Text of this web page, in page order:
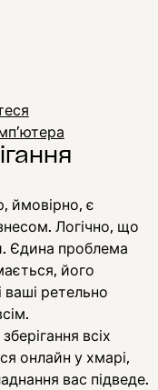
ймовірно, є
Логічно, що
Єдина проблема
його
ваші ретельно
всіх
онлайн у хмарі,
вас підведе.